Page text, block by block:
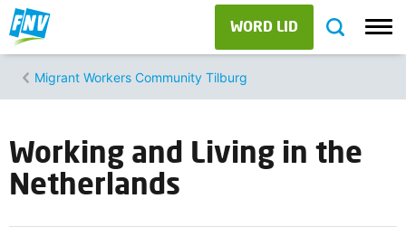
WORD LID
Migrant Workers Community Tilburg
Working and Living in the
Netherlands